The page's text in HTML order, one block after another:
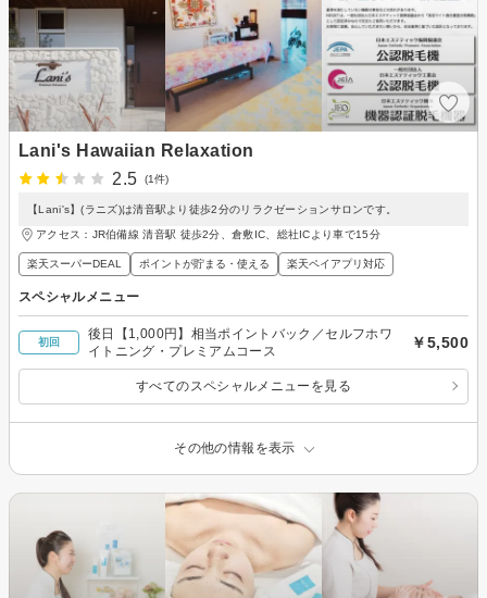
Lani's Hawaiian Relaxation
2.5
(1件)
【Lani's】(ラニズ)は清音駅より徒歩2分のリラクゼーションサロンです。
アクセス：JR伯備線 清音駅 徒歩2分、倉敷IC、総社ICより車で15分
楽天スーパーDEAL ポイントが貯まる・使える 楽天ペイアプリ対応
スペシャルメニュー
初回
後日【1,000円】相当ポイントバック／セルフホワ
イトニング・プレミアムコース
￥5,500
すべてのスペシャルメニューを見る
その他の情報を表示